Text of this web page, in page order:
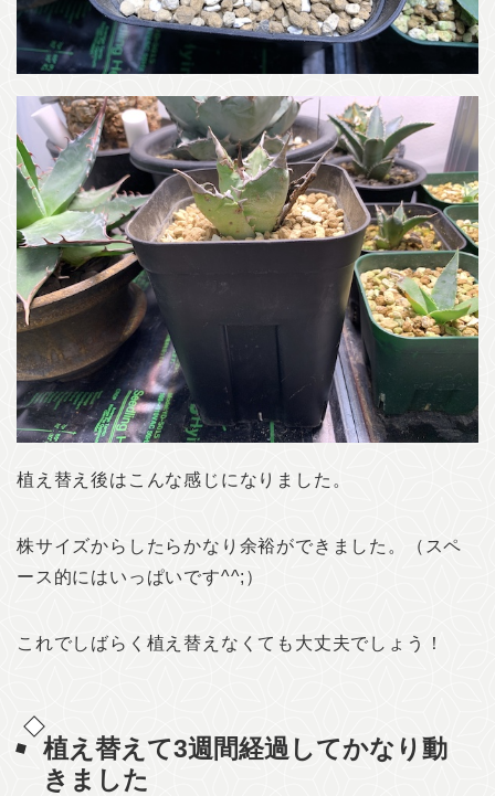
植え替え後はこんな感じになりました。
株サイズからしたらかなり余裕ができました。（スペ
ース的にはいっぱいです^^;）
これでしばらく植え替えなくても大丈夫でしょう！
植え替えて3週間経過してかなり動
きました